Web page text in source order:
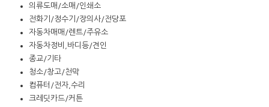
의류도매/소매/인쇄소
전화기/정수기/장의사/전당포
자동차매매/렌트/주유소
자동차정비,바디등/견인
종교/기타
청소/창고/천막
컴퓨터/전자,수리
크레딧카드/커튼